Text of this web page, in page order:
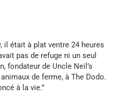
il était à plat ventre 24 heures
pas de refuge ni un seul
fondateur de Uncle Neil’s
de ferme, à The Dodo.
à la vie.”